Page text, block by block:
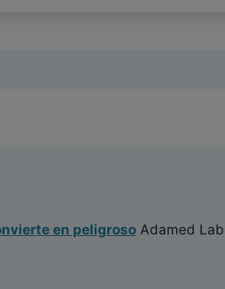
en peligrosoAdamed